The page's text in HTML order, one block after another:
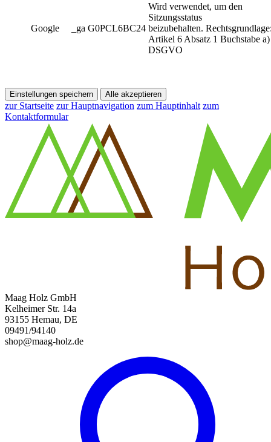
Google _ga G0PCL6BC24
Wird verwendet, um den
Sitzungsstatus
beizubehalten.
Artikel 6 Absatz 1 Buchstabe a)
DSGVO
Einstellungen speichern Alle akzeptieren
zur Startseite zur Hauptnavigation zum Hauptinhalt zum
Kontaktformular
Maag Holz GmbH
Kelheimer Str. 14a
93155 Hemau, DE
09491/94140
shop@maag-holz.de